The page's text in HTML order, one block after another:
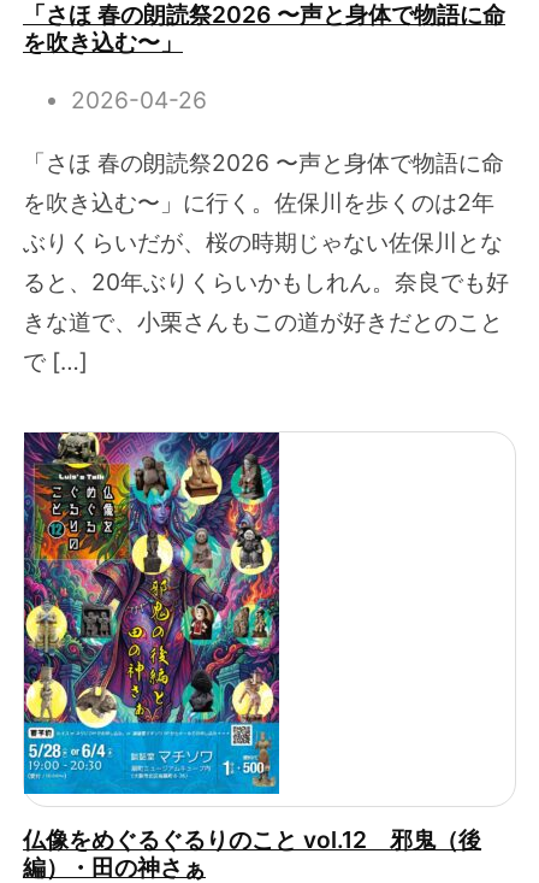
「さほ 春の朗読祭2026 〜声と身体で物語に命
を吹き込む〜」
2026-04-26
「さほ 春の朗読祭2026 〜声と身体で物語に命
を吹き込む〜」に行く。佐保川を歩くのは2年
ぶりくらいだが、桜の時期じゃない佐保川とな
ると、20年ぶりくらいかもしれん。奈良でも好
きな道で、小栗さんもこの道が好きだとのこと
で […]
仏像をめぐるぐるりのこと vol.12 邪鬼（後
編）・田の神さぁ